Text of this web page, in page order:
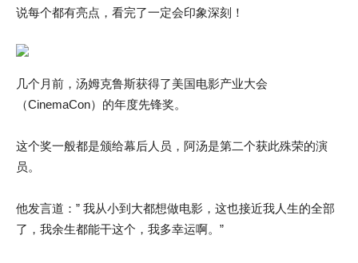
说每个都有亮点，看完了一定会印象深刻！
几个月前，汤姆克鲁斯获得了美国电影产业大会
（CinemaCon）的年度先锋奖。
这个奖一般都是颁给幕后人员，阿汤是第二个获此殊荣的演
员。
他发言道：” 我从小到大都想做电影，这也接近我人生的全部
了，我余生都能干这个，我多幸运啊。”